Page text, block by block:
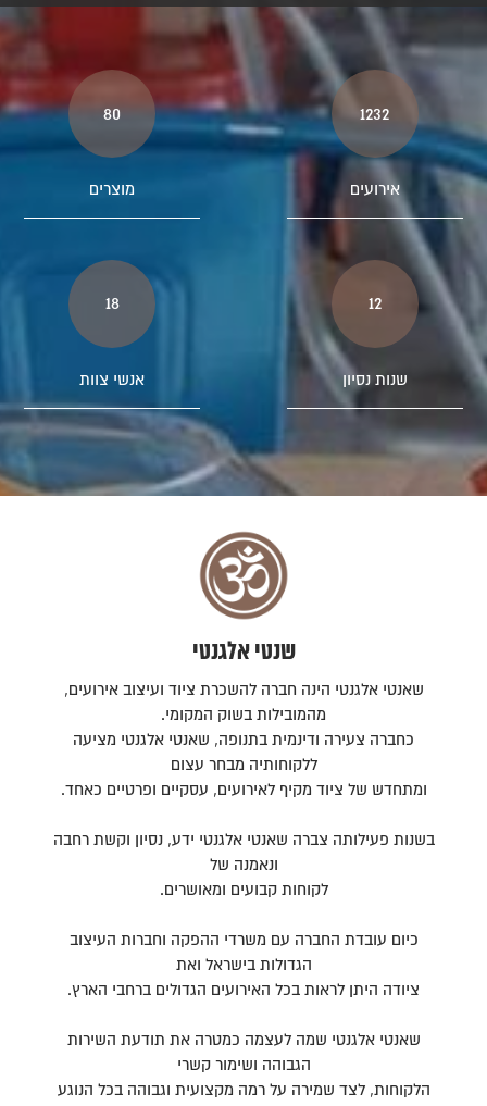
1232
אירועים
80
מוצרים
12
שנות נסיון
18
אנשי צוות
שנטי אלגנטי
שאנטי אלגנטי הינה חברה להשכרת ציוד ועיצוב אירועים,
מהמובילות בשוק המקומי.
כחברה צעירה ודינמית בתנופה, שאנטי אלגנטי מציעה
ללקוחותיה מבחר עצום
ומתחדש של ציוד מקיף לאירועים, עסקיים ופרטיים כאחד.
בשנות פעילותה צברה שאנטי אלגנטי ידע, נסיון וקשת רחבה
ונאמנה של
לקוחות קבועים ומאושרים.
כיום עובדת החברה עם משרדי ההפקה וחברות העיצוב
הגדולות בישראל ואת
ציודה היתן לראות בכל האירועים הגדולים ברחבי הארץ.
שאנטי אלגנטי שמה לעצמה כמטרה את תודעת השירות
הגבוהה ושימור קשרי
הלקוחות, לצד שמירה על רמה מקצועית וגבוהה בכל הנוגע